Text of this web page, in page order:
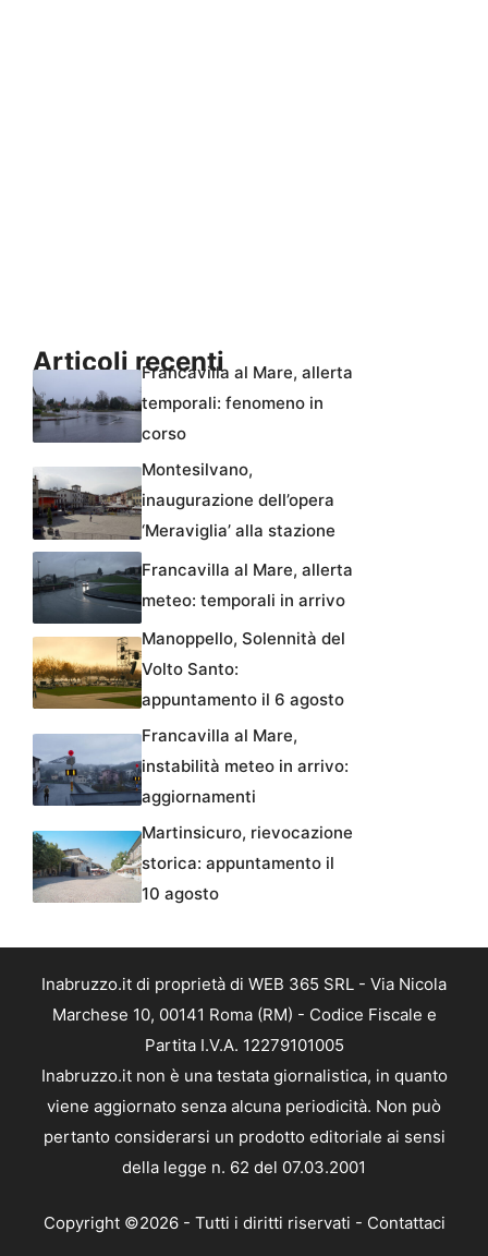
Articoli recentiFrancavilla al Mare, allerta
temporali: fenomeno in
corso
Montesilvano,
inaugurazione dell’opera
‘Meraviglia’ alla stazione
Francavilla al Mare, allerta
meteo: temporali in arrivo
Manoppello, Solennità del
Volto Santo:
appuntamento il 6 agosto
Francavilla al Mare,
instabilità meteo in arrivo:
aggiornamenti
Martinsicuro, rievocazione
storica: appuntamento il
10 agosto
Inabruzzo.it di proprietà di WEB 365 SRL - Via Nicola
Marchese 10, 00141 Roma (RM) - Codice Fiscale e
Partita I.V.A. 12279101005
Inabruzzo.it non è una testata giornalistica, in quanto
viene aggiornato senza alcuna periodicità. Non può
pertanto considerarsi un prodotto editoriale ai sensi
della legge n. 62 del 07.03.2001
Copyright ©2026 - Tutti i diritti riservati - Contattaci